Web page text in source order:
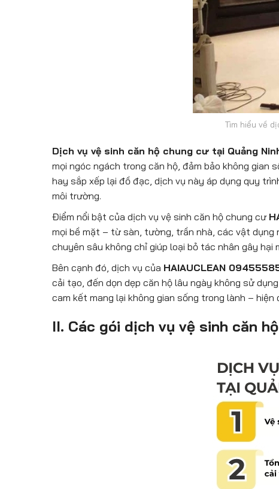
Tìm hiểu về
Dịch vụ vệ sinh căn hộ chung cư tại Quảng
mọi ngóc ngách trong căn hộ, đảm bảo không
hay sắp xếp lại đồ đạc, dịch vụ này áp dụng quy
môi trường.
Điểm nổi bật của dịch vụ vệ sinh căn hộ chung cư
mọi bề mặt – từ sàn, tường, trần nhà, các vật
chuyên sâu không chỉ giúp loại bỏ tác nhân gây
Bên cạnh đó, dịch vụ của HAIAUCLEAN
cải tạo, đến dọn dẹp căn hộ lâu ngày không sử
cam kết mang lại không gian sống trong lành – hiện
II. Các gói dịch vụ vệ sinh căn